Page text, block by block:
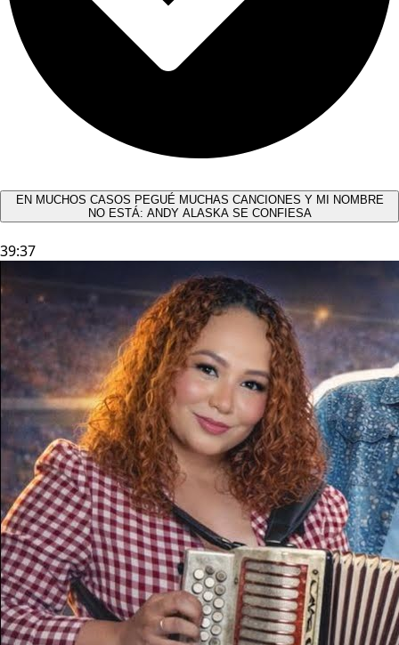
EN MUCHOS CASOS PEGUÉ MUCHAS CANCIONES Y MI NOMBRE
NO ESTÁ: ANDY ALASKA SE CONFIESA​
39:37